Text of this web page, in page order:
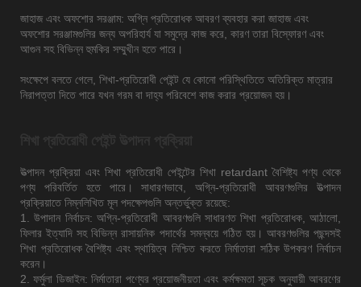
জাহাজ এবং অফশোর সরঞ্জাম: অগ্নি প্রতিরোধক আবরণ ব্যবহার করা জাহাজ এবং
অফশোর সরঞ্জামগুলির জন্য অপরিহার্য যা সমুদ্রে কাজ করে, কারণ তারা বিস্ফোরণ এবং
আগুন সহ বিভিন্ন হুমকির সম্মুখীন হতে পারে।
সংক্ষেপে বলতে গেলে, শিখা-প্রতিরোধী পেইন্ট যে কোনো পরিস্থিতিতে অতিরিক্ত মাত্রার
নিরাপত্তা দিতে পারে যখন গরম বা দাহ্য পরিবেশে কাজ করার প্রয়োজন হয়।
উত্পাদন প্রক্রিয়া এবং শিখা প্রতিরোধী পেইন্টের শিখা retardant বৈশিষ্ট্য পণ্য থেকে
পণ্য পরিবর্তিত হতে পারে। সাধারণভাবে, অগ্নি-প্রতিরোধী আবরণগুলির উত্পাদন
প্রক্রিয়াতে নিম্নলিখিত মূল পদক্ষেপগুলি অন্তর্ভুক্ত রয়েছে:
1. উপাদান নির্বাচন: অগ্নি-প্রতিরোধী আবরণগুলি সাধারণত শিখা প্রতিরোধক, আঠালো,
ফিলার ইত্যাদি সহ বিভিন্ন রাসায়নিক পদার্থের সমন্বয়ে গঠিত হয়। আবরণগুলির পছন্দসই
শিখা প্রতিরোধক বৈশিষ্ট্য এবং স্থায়িত্ব নিশ্চিত করতে নির্মাতারা সঠিক উপকরণ নির্বাচন
করেন।
2. ফর্মুলা ডিজাইন: নির্মাতারা পণ্যের প্রয়োজনীয়তা এবং কর্মক্ষমতা সূচক অনুযায়ী আবরণের